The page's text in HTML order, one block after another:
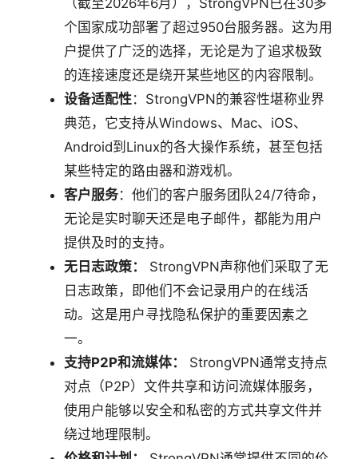
（截至2026年6月），StrongVPN已在30多
个国家成功部署了超过950台服务器。这为用
户提供了广泛的选择，无论是为了追求极致
的连接速度还是绕开某些地区的内容限制。
设备适配性：StrongVPN的兼容性堪称业界
典范，它支持从Windows、Mac、iOS、
Android到Linux的各大操作系统，甚至包括
某些特定的路由器和游戏机。
客户服务：他们的客户服务团队24/7待命，
无论是实时聊天还是电子邮件，都能为用户
提供及时的支持。
无日志政策：
StrongVPN声称他们采取了无
日志政策，即他们不会记录用户的在线活
动。这是用户寻找隐私保护的重要因素之
一。
支持P2P和流媒体：
StrongVPN通常支持点
对点（P2P）文件共享和访问流媒体服务，
使用户能够以安全和私密的方式共享文件并
绕过地理限制。